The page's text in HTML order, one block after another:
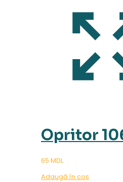
Opritor
65 MDL
Adaugă în coș